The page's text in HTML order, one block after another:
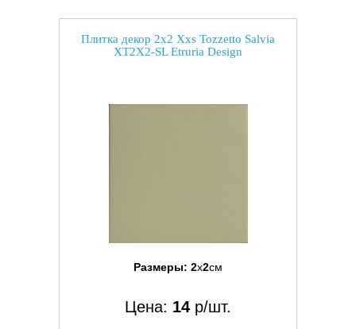
Плитка декор 2x2 Xxs Tozzetto Salvia
XT2X2-SL Etruria Design
Размеры: 2x2см
Цена: 14 р/шт.